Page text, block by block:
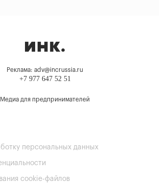
Реклама: adv@incrussia.ru
+7 977 647 52 51
Медиа для предпринимателей
персональных данных
cookie-файлов